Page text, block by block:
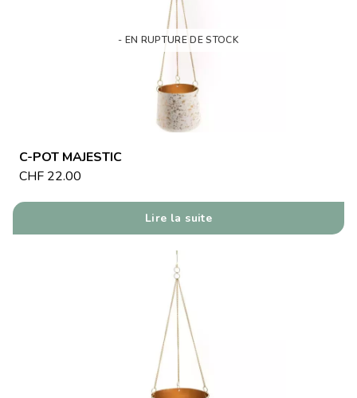
- EN RUPTURE DE STOCK
C-POT MAJESTIC
CHF 22.00
Lire la suite